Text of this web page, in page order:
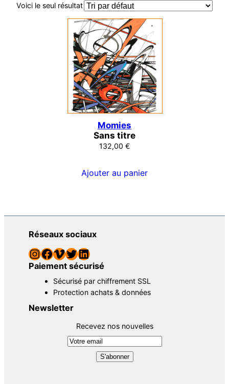
Voici le seul résultat
Momies
Sans titre
132,00 €
Ajouter au panier
Réseaux sociaux
InstagramFacebook Vimeo Twitter LinkedIn
Paiement sécurisé
Sécurisé par chiffrement SSL
Protection achats & données
Newsletter
Recevez nos nouvelles